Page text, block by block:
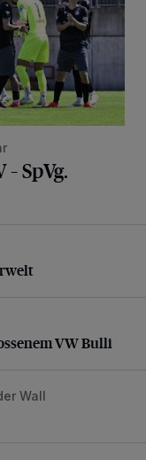
SpVg.
VW Bulli
VW Bulli
Wall